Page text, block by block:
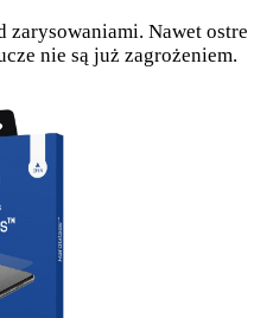
zarysowaniami. Nawet ostre
nie są już zagrożeniem.